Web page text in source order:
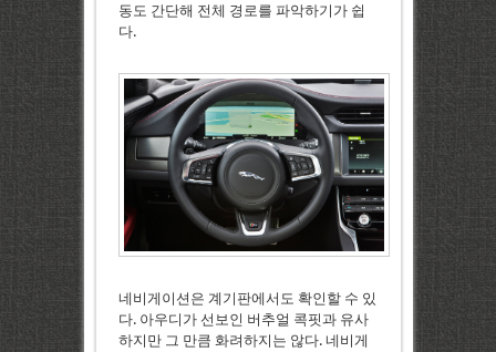
동도 간단해 전체 경로를 파악하기가 쉽
다.
네비게이션은 계기판에서도 확인할 수 있
다. 아우디가 선보인 버추얼 콕핏과 유사
하지만 그 만큼 화려하지는 않다. 네비게